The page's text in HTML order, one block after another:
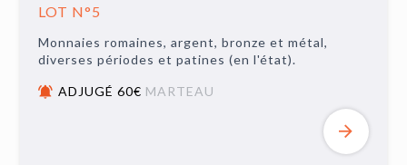
LOT N°5
Monnaies romaines, argent, bronze et métal,
diverses périodes et patines (en l'état).
ADJUGÉ 60€ MARTEAU